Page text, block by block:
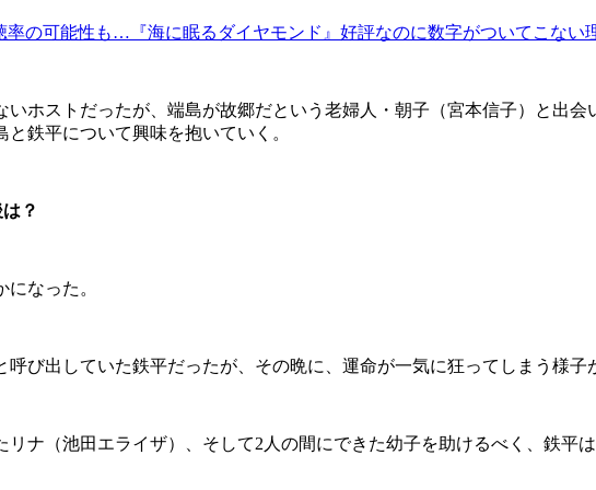
率の可能性も…『海に眠るダイヤモンド』好評なのに数字がついてこな
ホストだったが、端島が故郷だという老婦人・朝子（宮本信子）と出
鉄平について興味を抱いていく。
？
なった。
び出していた鉄平だったが、その晩に、運命が一気に狂ってしまう様子
ナ（池田エライザ）、そして2人の間にできた幼子を助けるべく、鉄平